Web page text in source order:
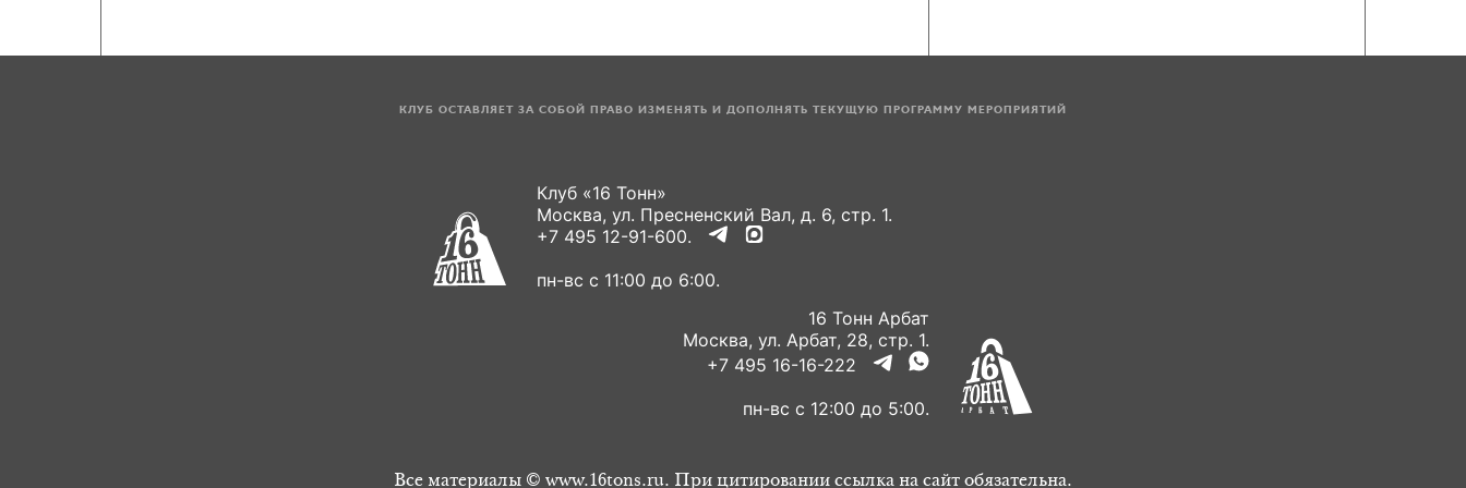
КЛУБ ОСТАВЛЯЕТ ЗА СОБОЙ ПРАВО ИЗМЕНЯТЬ И ДОПОЛНЯТЬ ТЕКУЩУЮ ПРОГРАММУ МЕРОПРИЯТИЙ
Клуб «16 Тонн»
Москва, ул. Пресненский Вал, д. 6, стр. 1.
+7 495 12-91-600.
пн-вс с 11:00 до 6:00.
16 Тонн Арбат
Москва, ул. Арбат, 28, стр. 1.
+7 495 16-16-222
пн-вс с 12:00 до 5:00.
Все материалы © www.16tons.ru. При цитировании ссылка на сайт обязательна.